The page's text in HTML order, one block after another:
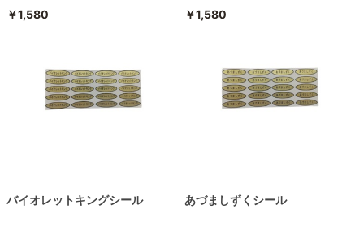
￥1,580 ￥1,580
バイオレットキングシール あづましずくシール